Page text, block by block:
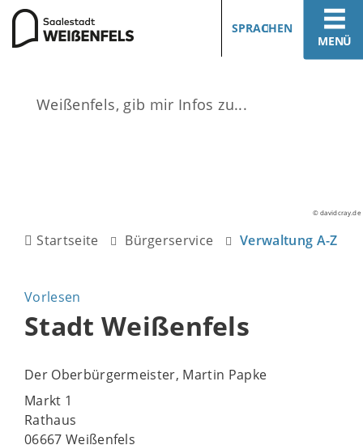
MENÜ
SPRACHEN
© davidcray.de
Startseite Bürgerservice Verwaltung A-Z
Vorlesen
Stadt Weißenfels
Der Oberbürgermeister, Martin Papke
Markt 1
Rathaus
06667 Weißenfels